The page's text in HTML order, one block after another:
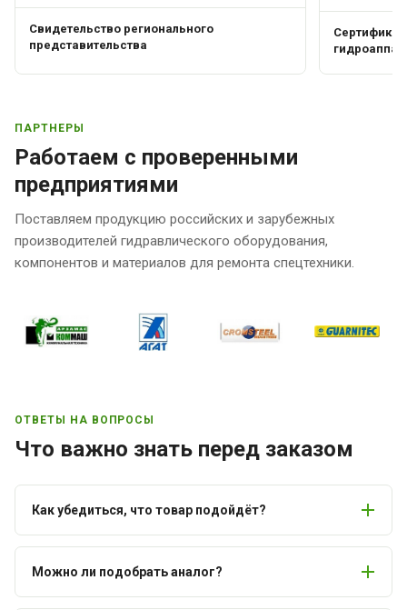
Свидетельство регионального
представительства
Сертификат
ПАРТНЕРЫ
Работаем с проверенными
предприятиями
Поставляем продукцию российских и зарубежных
производителей гидравлического оборудования,
компонентов и материалов для ремонта спецтехники.
ОТВЕТЫ НА ВОПРОСЫ
Что важно знать перед заказом
Как убедиться, что товар подойдёт?
Можно ли подобрать аналог?